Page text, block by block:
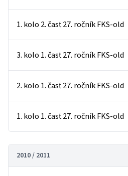
1. kolo 2. časť 27. ročník FKS-old
3. kolo 1. časť 27. ročník FKS-old
2. kolo 1. časť 27. ročník FKS-old
1. kolo 1. časť 27. ročník FKS-old
2010 / 2011